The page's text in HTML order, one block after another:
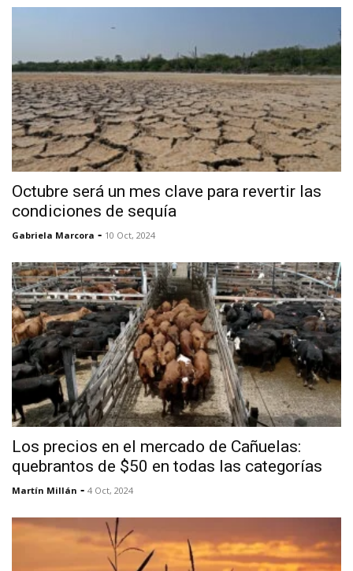
Octubre será un mes clave para revertir las
condiciones de sequía
Gabriela Marcora - 10 Oct, 2024
Los precios en el mercado de Cañuelas:
quebrantos de $50 en todas las categorías
Martín Millán - 4 Oct, 2024